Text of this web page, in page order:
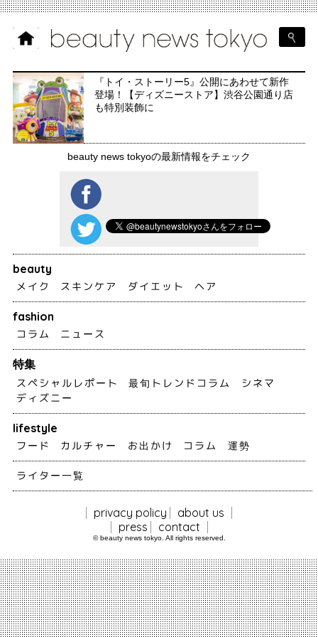
『トイ・ストーリー5』公開にあわせて新作
登場！【ディズニーストア】渋谷公園通り店
も特別装飾に
beauty news tokyoの最新情報をチェック
beauty
メイク
スキンケア ダイエット ヘア
fashion
コラム
ニュース
特集
スペシャルレポート
最旬トレンドコラム
シネマ
ディズニー
lifestyle
フード
カルチャー お出かけ コラム 運勢
ライター一覧
privacy policy
about us
press
contact
© beauty news tokyo. All rights reserved.